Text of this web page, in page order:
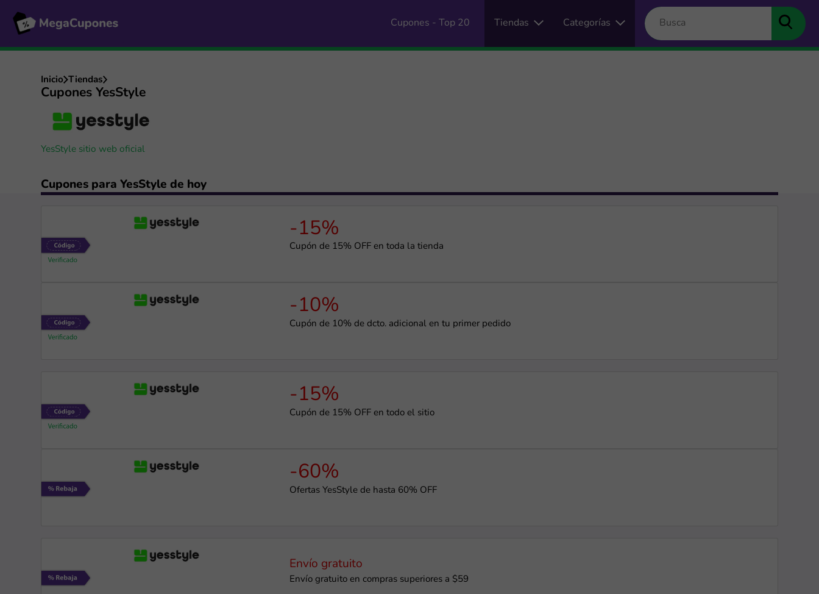
Cupones - Top 20 Tiendas Categorías
Inicio Tiendas
Cupones YesStyle
YesStyle sitio web oficial
Cupones para YesStyle de hoy
-15%
Cupón de 15% OFF en toda la tienda
-10%
Cupón de 10% de dcto. adicional en tu primer pedido
-15%
Cupón de 15% OFF en todo el sitio
-60%
Ofertas YesStyle de hasta 60% OFF
Envío gratuito
Envío gratuito en compras superiores a $59